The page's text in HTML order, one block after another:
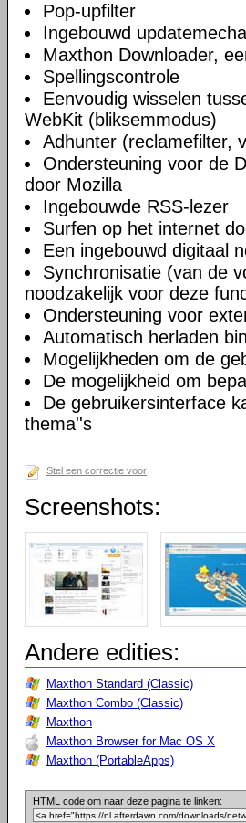
Pop-upfilter
Ingebouwd
Maxthon Downloader,
Spellingscontrole
Eenvoudig wisselen
WebKit (bliksemmodus)
Adhunter (reclamefilter,
Ondersteuning voor de
door Mozilla
Ingebouwde RSS-lezer
Surfen op het internet
Een ingebouwd digitaal
Synchronisatie (van de
noodzakelijk voor deze
Ondersteuning voor
Automatisch herladen
Mogelijkheden om de
De mogelijkheid om
De gebruikersinterface
thema''s
Stel een correctie voor
Screenshots:
Andere edities:
Maxthon Standard (Classic)
Maxthon Combo (Classic)
Maxthon
Maxthon Browser for Mac OS X
Maxthon (PortableApps)
HTML code om naar deze pagina te linken: